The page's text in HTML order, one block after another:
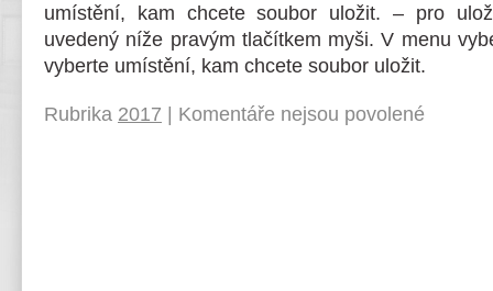
umístění, kam chcete soubor uložit. – pro
uvedený níže pravým tlačítkem myši. V menu
vyberte umístění, kam chcete soubor uložit.
Rubrika 2017 Komentáře nejsou povolené